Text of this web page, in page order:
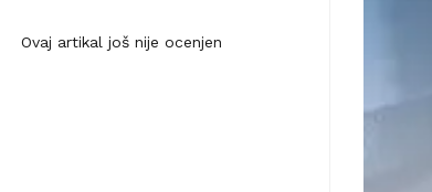
Ovaj artikal još nije ocenjen